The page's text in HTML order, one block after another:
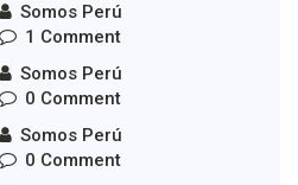
N° 011-2020-
Somos Perú
1 Comment
Somos Perú
0 Comment
Somos Perú
0 Comment